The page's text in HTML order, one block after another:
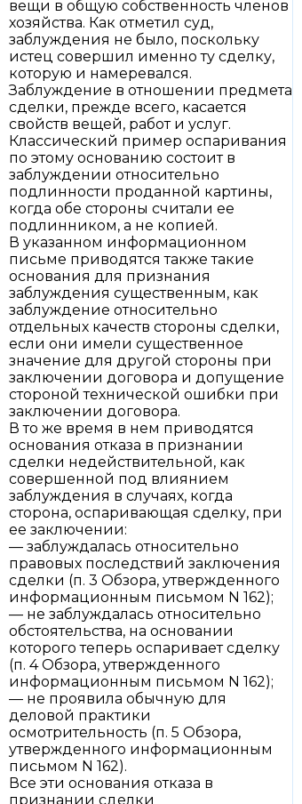
вещи в общую собственность членов
хозяйства. Как отметил суд,
заблуждения не было, поскольку
истец совершил именно ту сделку,
которую и намеревался.
Заблуждение в отношении предмета
сделки, прежде всего, касается
свойств вещей, работ и услуг.
Классический пример оспаривания
по этому основанию состоит в
заблуждении относительно
подлинности проданной картины,
когда обе стороны считали ее
подлинником, а не копией.
В указанном информационном
письме приводятся также такие
основания для признания
заблуждения существенным, как
заблуждение относительно
отдельных качеств стороны сделки,
если они имели существенное
значение для другой стороны при
заключении договора и допущение
стороной технической ошибки при
заключении договора.
В то же время в нем приводятся
основания отказа в признании
сделки недействительной, как
совершенной под влиянием
заблуждения в случаях, когда
сторона, оспаривающая сделку, при
ее заключении:
— заблуждалась относительно
правовых последствий заключения
сделки (п. 3 Обзора, утвержденного
информационным письмом N 162);
— не заблуждалась относительно
обстоятельства, на основании
которого теперь оспаривает сделку
(п. 4 Обзора, утвержденного
информационным письмом N 162);
— не проявила обычную для
деловой практики
осмотрительность (п. 5 Обзора,
утвержденного информационным
письмом N 162).
Все эти основания отказа в
признании сделки